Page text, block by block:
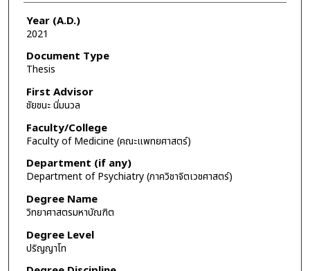
Year (A.D.)
2021
Document Type
Thesis
First Advisor
ชัยชนะ นิ่มนวล
Faculty/College
Faculty of Medicine (คณะแพทยศาสตร์)
Department (if any)
Department of Psychiatry (ภาควิชาจิตเวชศาสตร์)
Degree Name
วิทยาศาสตรมหาบัณฑิต
Degree Level
ปริญญาโท